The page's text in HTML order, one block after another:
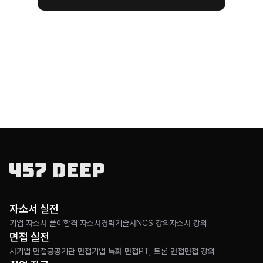
자소서 실전
기업 자소서 풀이 합격 자소서경력기술서 NCS 강의자소서 강의
면접 실전
사기업 면접공공기관 면접기업 특화 면접PT, 토론 면접면접 강의